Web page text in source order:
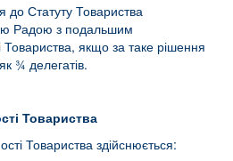
до Статуту Товариства
Радою з подальшим
Товариства, якщо за таке рішення
¾ делегатів.
Товариства
Товариства здійснюється: